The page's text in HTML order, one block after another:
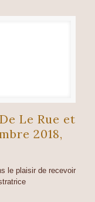
Le Rue et
2018,
le plaisir de recevoir